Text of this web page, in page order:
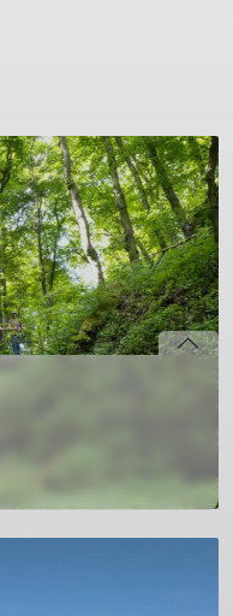
zum Bike & Hike